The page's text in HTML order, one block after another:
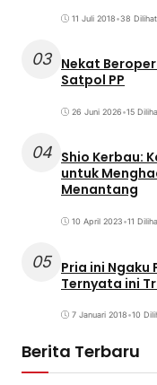
11 Juli 2018•38 Dilihat
03 Nekat
Satpol PP
26 Juni 2026•15
04 Shio Kerbau:
untuk
Menantang
10 April 2023•11
05 Pria ini Ngaku
Ternyata ini
7 Januari 2018•10
Berita Terbaru